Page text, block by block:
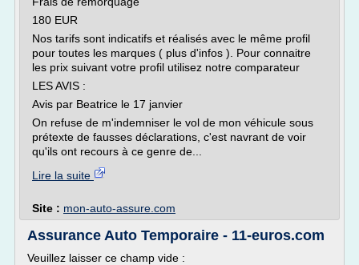
180 EUR
Nos tarifs sont indicatifs et réalisés avec le même profil
pour toutes les marques ( plus d'infos ). Pour connaitre
les prix suivant votre profil utilisez notre comparateur
LES AVIS :
Avis par Beatrice le 17 janvier
On refuse de m'indemniser le vol de mon véhicule sous
prétexte de fausses déclarations, c'est navrant de voir
qu'ils ont recours à ce genre de...
Lire la suite
Site : mon-auto-assure.com
Assurance Auto Temporaire - 11-euros.com
Veuillez laisser ce champ vide :